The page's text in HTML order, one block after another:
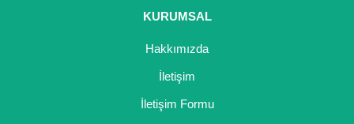
KURUMSAL
Hakkımızda
İletişim
İletişim Formu